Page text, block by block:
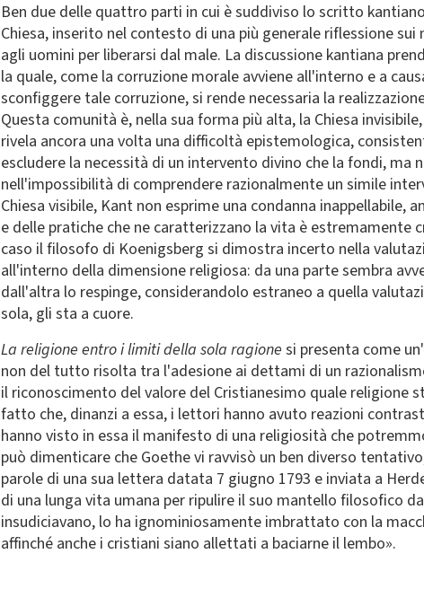
Ben due delle quattro parti in cui è suddiviso lo scritto
Chiesa, inserito nel contesto di una più generale riflessione
agli uomini per liberarsi dal male. La discussione kantiana
la quale, come la corruzione morale avviene all'interno e a
sconfiggere tale corruzione, si rende necessaria la
Questa comunità è, nella sua forma più alta, la Chiesa
rivela ancora una volta una difficoltà epistemologica,
escludere la necessità di un intervento divino che la fondi, ma
nell'impossibilità di comprendere razionalmente un simile
Chiesa visibile, Kant non esprime una condanna inappellabile,
e delle pratiche che ne caratterizzano la vita è estremamente
caso il filosofo di Koenigsberg si dimostra incerto nella
all'interno della dimensione religiosa: da una parte sembra
dall'altra lo respinge, considerandolo estraneo a quella
sola, gli sta a cuore.
La religione entro i limiti della sola ragione si presenta come
non del tutto risolta tra l'adesione ai dettami di un
il riconoscimento del valore del Cristianesimo quale religione
fatto che, dinanzi a essa, i lettori hanno avuto reazioni
hanno visto in essa il manifesto di una religiosità che
può dimenticare che Goethe vi ravvisò un ben diverso
parole di una sua lettera datata 7 giugno 1793 e inviata a
di una lunga vita umana per ripulire il suo mantello filosofico
insudiciavano, lo ha ignominiosamente imbrattato con la
affinché anche i cristiani siano allettati a baciarne il lembo».